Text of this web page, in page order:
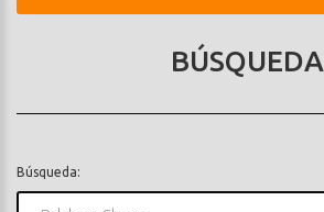
BÚSQUEDA
Búsqueda: